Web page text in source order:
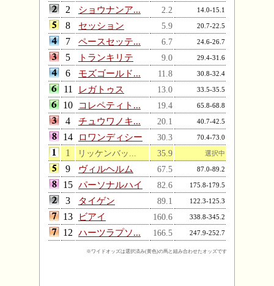
2 ショウナンア... 2.2 14.0-15.1
8 セッション 5.9 20.7-22.5
7 ペースセッテ... 6.7 24.6-26.7
5 トランキリテ 9.0 29.4-31.6
6 モズゴールド... 11.8 30.8-32.4
11 レガトゥス 13.0 33.5-35.5
10 コレペティト... 19.4 65.8-68.8
4 チュウワノキ... 20.1 40.7-42.5
14 ロワンディシー 30.3 70.4-73.0
1 リッケンバッ... 35.9 選択中
9 ヴィルヘルム 67.5 87.0-89.2
15 パーソナルハイ 82.6 175.8-179.5
3 タイゲン 89.1 122.3-125.3
13 ビアイ 160.6 338.8-345.2
12 ハーツラプソ... 166.5 247.9-252.7
※ワイドオッズは選択済み(黄色)の馬と組み合わせたオッズです